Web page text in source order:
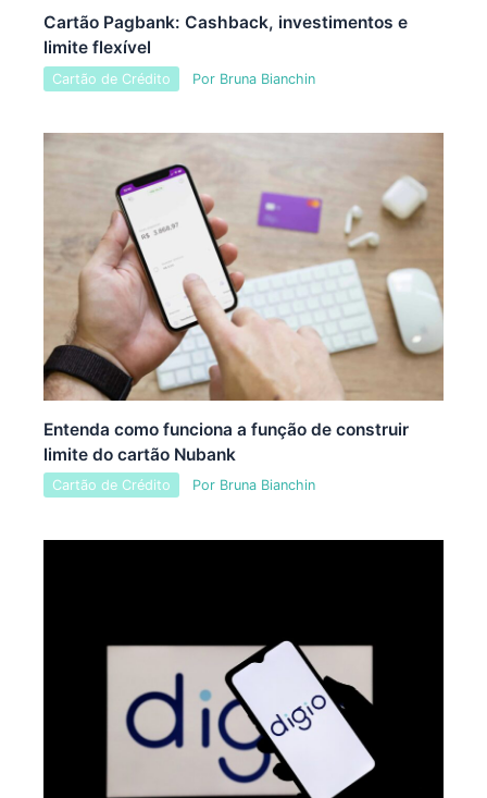
Cartão Pagbank: Cashback, investimentos e
limite flexível
Cartão de Crédito Por Bruna Bianchin
Entenda como funciona a função de construir
limite do cartão Nubank
Cartão de Crédito Por Bruna Bianchin